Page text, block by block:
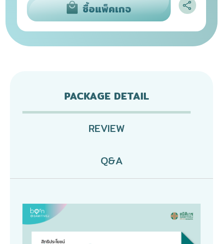
ซื้อแพ็คเกจ
PACKAGE DETAIL
REVIEW
Q&A